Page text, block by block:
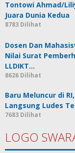
Tontowi Ahmad/
Juara Dunia Kedua
8783 Dilihat
Dosen Dan
Nilai Surat
LLDIKT…
8626 Dilihat
Baru Meluncur di
Langsung Ludes
7683 Dilihat
LOGO